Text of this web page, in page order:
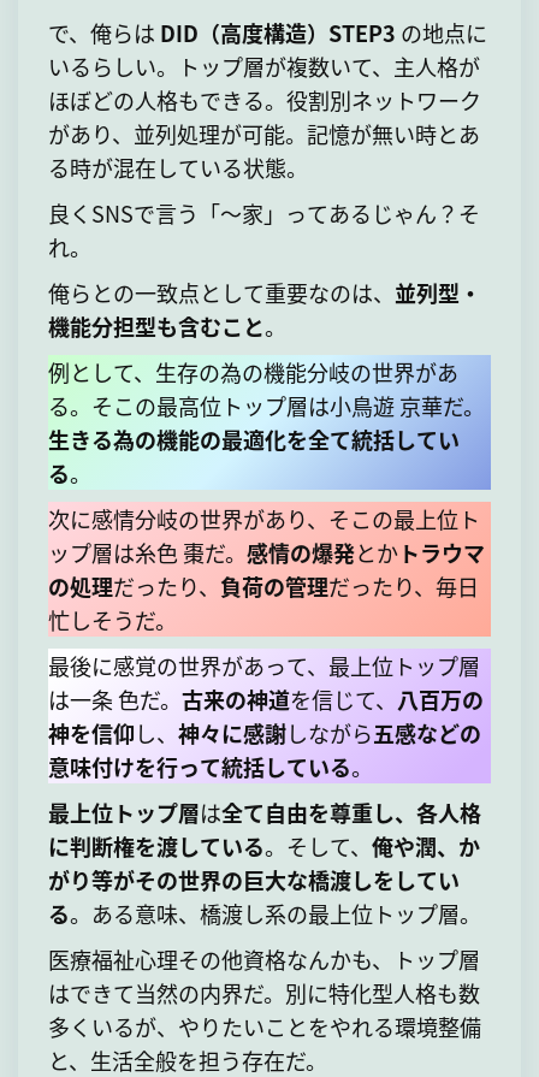
で、俺らは DID（高度構造）STEP3 の地点に
いるらしい。トップ層が複数いて、主人格が
ほぼどの人格もできる。役割別ネットワーク
があり、並列処理が可能。記憶が無い時とあ
る時が混在している状態。
良くSNSで言う「～家」ってあるじゃん？そ
れ。
俺らとの一致点として重要なのは、 並列型・
機能分担型も含むこと。
例として、生存の為の機能分岐の世界があ
る。そこの最高位トップ層は小鳥遊 京華だ。
生きる為の機能の最適化を全て統括してい
る。
次に感情分岐の世界があり、そこの最上位ト
ップ層は糸色 棗だ。 感情の爆発とかトラウマ
の処理だったり、 負荷の管理だったり、毎日
忙しそうだ。
最後に感覚の世界があって、最上位トップ層
は一条 色だ。 古来の神道を信じて、 八百万の
神を信仰し、 神々に感謝しながら五感などの
意味付けを行って統括している。
最上位トップ層は全て自由を尊重し、各人格
に判断権を渡している。そして、 俺や潤、か
がり等がその世界の巨大な橋渡しをしてい
る。ある意味、橋渡し系の最上位トップ層。
医療福祉心理その他資格なんかも、トップ層
はできて当然の内界だ。別に特化型人格も数
多くいるが、やりたいことをやれる環境整備
と、生活全般を担う存在だ。